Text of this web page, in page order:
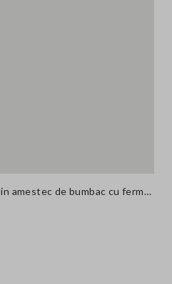
Jachetă maro regular fit din amestec de bumbac cu fermoar